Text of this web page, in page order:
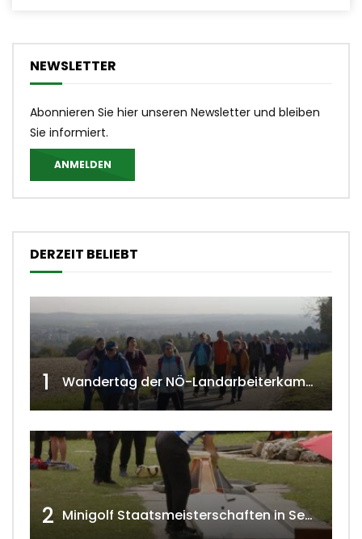
NEWSLETTER
Abonnieren Sie hier unseren Newsletter und bleiben
Sie informiert.
ANMELDEN
DERZEIT BELIEBT
1 Wandertag der NÖ-Landarbeiterkammer in Hollabrunn 2024
2 Minigolf Staatsmeisterschaften in Seefeld-Kadolz w4tv174